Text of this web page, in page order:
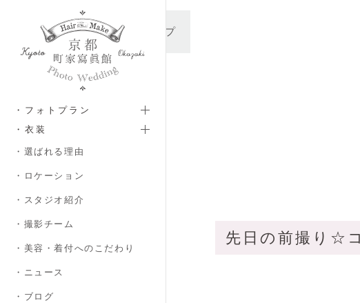
メインコンテンツへスキップ
・フォトプラン
・衣装
・選ばれる理由
・ロケーション
・スタジオ紹介
・撮影チーム
・美容・着付へのこだわり
・ニュース
・ブログ
先日の前撮り☆